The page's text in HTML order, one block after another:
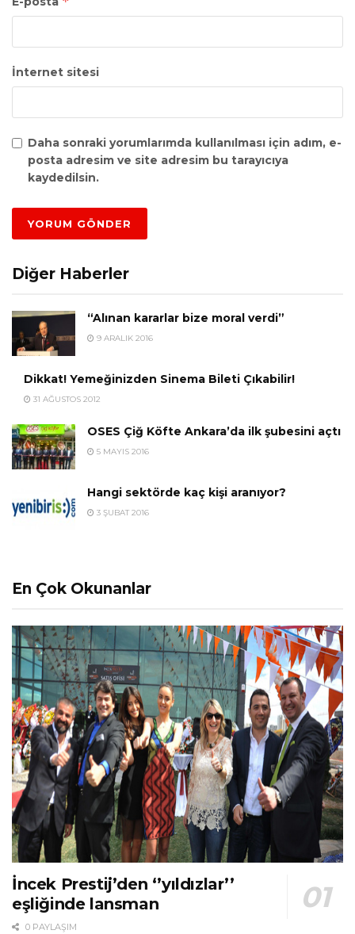
İnternet sitesi
Daha sonraki yorumlarımda kullanılması için adım, e-
posta adresim ve site adresim bu tarayıcıya
kaydedilsin.
Diğer Haberler
“Alınan kararlar bize moral verdi”
9 ARALIK 2016
Dikkat! Yemeğinizden Sinema Bileti Çıkabilir!
31 AĞUSTOS 2012
OSES Çiğ Köfte Ankara’da ilk şubesini açtı
5 MAYIS 2016
Hangi sektörde kaç kişi aranıyor?
3 ŞUBAT 2016
En Çok Okunanlar
İncek Prestij’den ‘’yıldızlar’’
eşliğinde lansman
0 PAYLAŞIM